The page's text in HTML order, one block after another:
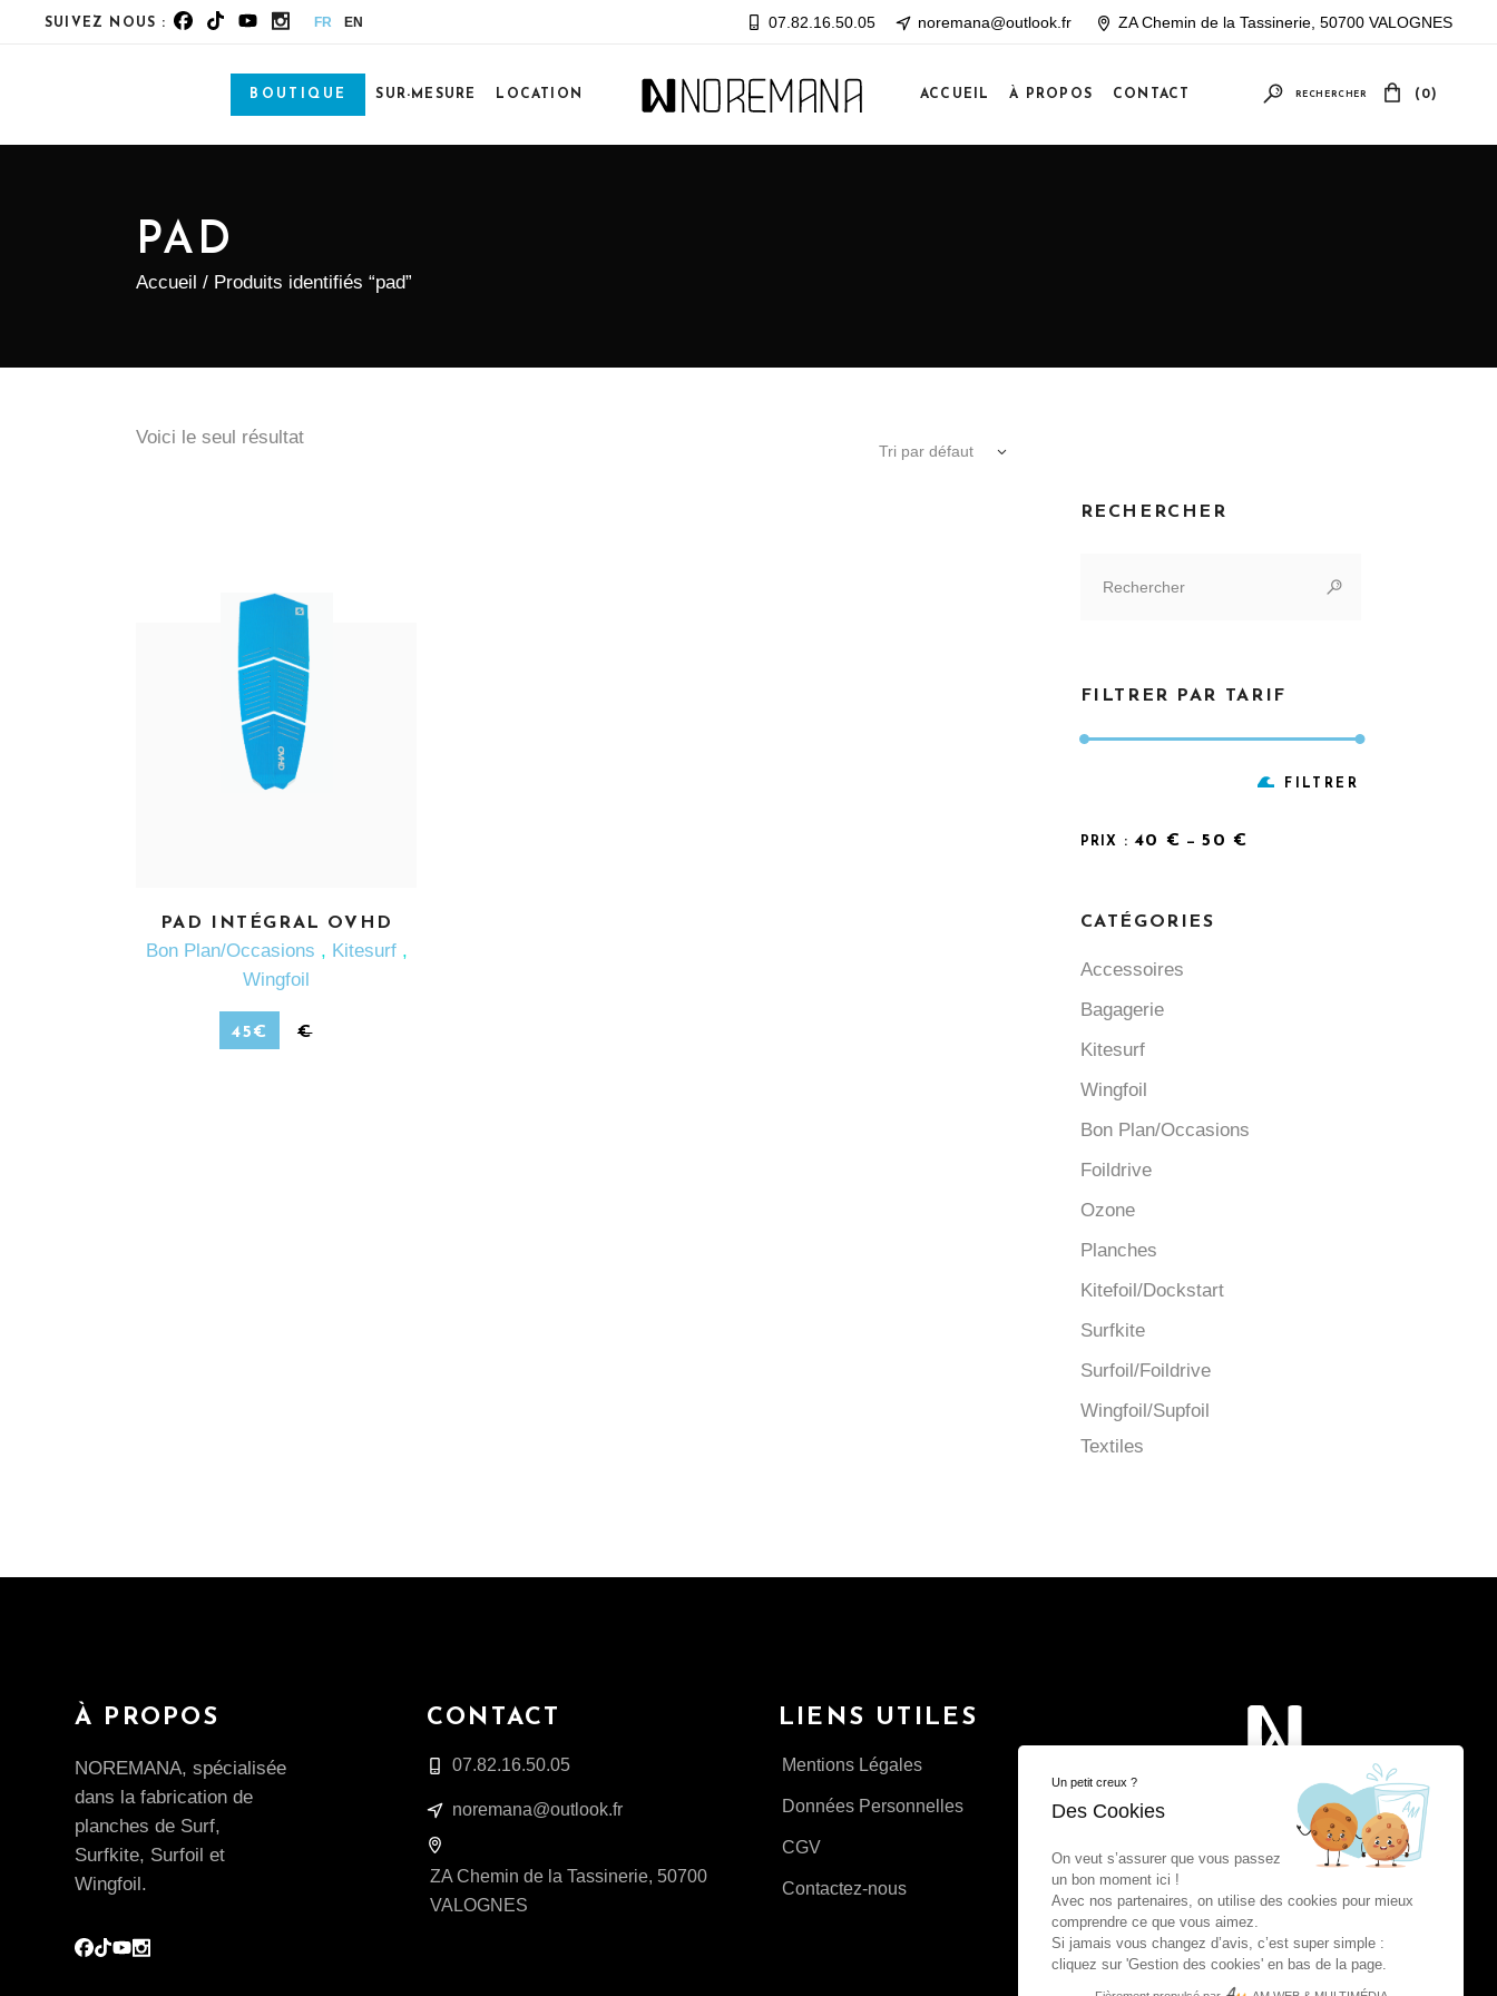
SUIVEZ NOUS : FR EN 07.82.16.50.05 noremana@outlook.fr ZA Chemin de la Tassinerie, 50700 VALOGNES
BOUTIQUE SUR-MESURE LOCATION ACCUEIL À PROPOS CONTACT RECHERCHER (0)
PAD
Accueil / Produits identifiés “pad”
Voici le seul résultat
Tri par défaut
EN SAVOIR PLUS
PAD INTÉGRAL OVHD
Bon Plan/Occasions , Kitesurf ,
Wingfoil
45€ €
RECHERCHER
for:
FILTRER PAR TARIF
FILTRER
PRIX : 40 € —50 €
CATÉGORIES
Accessoires
Bagagerie
Kitesurf
Wingfoil
Bon Plan/Occasions
Foildrive
Ozone
Planches
Kitefoil/Dockstart
Surfkite
Surfoil/Foildrive
Wingfoil/Supfoil
Textiles
À PROPOS
NOREMANA, spécialisée
dans la fabrication de
planches de Surf,
Surfkite, Surfoil et
Wingfoil.
CONTACT
07.82.16.50.05
noremana@outlook.fr
ZA Chemin de la Tassinerie, 50700
VALOGNES
LIENS UTILES
Mentions Légales
Données Personnelles
CGV
Contactez-nous
Un petit creux ?
Des Cookies
On veut s’assurer que vous passez
un bon moment ici !
Avec nos partenaires, on utilise des cookies pour mieux
comprendre ce que vous aimez.
Si jamais vous changez d’avis, c’est super simple :
cliquez sur 'Gestion des cookies' en bas de la page.